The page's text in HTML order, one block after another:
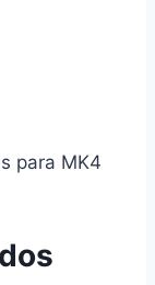
para MK4